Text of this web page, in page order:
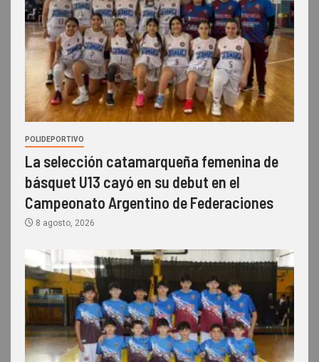
POLIDEPORTIVO
La selección catamarqueña femenina de
básquet U13 cayó en su debut en el
Campeonato Argentino de Federaciones
8 agosto, 2026